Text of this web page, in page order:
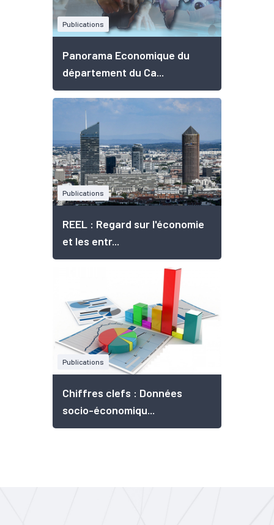
Publications
Panorama Economique du
département du Ca...
Publications
REEL : Regard sur l'économie
et les entr...
Publications
Chiffres clefs : Données
socio-économiqu...